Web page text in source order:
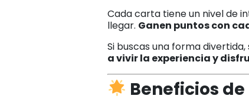
Cada carta tiene un nivel de
llegar. Ganen puntos con
Si buscas una forma
a vivir la experiencia y
Beneficios